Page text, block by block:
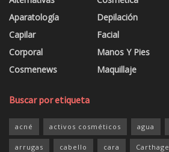
Aparatología
Capilar
Corporal
Cosmenews
Depilación
Facial
Manos Y Pies
Maquillaje
Buscar por etiqueta
acné activos cosméticos agua
arrugas cabello cara Carthage